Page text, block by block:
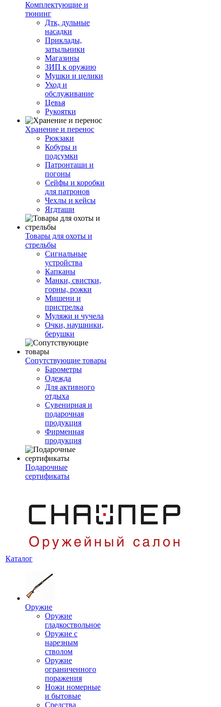
Комплектующие и
тюнинг
Дтк, дульные
насадки
Приклады,
затыльники
Магазины
ЗИП к оружию
Мушки и целики
Уход и
обслуживание
Цевья
Рукоятки
Хранение и перенос
Рюкзаки
Кобуры и
подсумки
Патронташи и
погоны
Сейфы и коробки
для патронов
Чехлы и кейсы
Ягдташи
Товары для охоты и
стрельбы
Сигнальные
устройства
Капканы
Манки, свистки,
горны, рожки
Мишени и
пристрелка
Муляжи и чучела
Очки, наушники,
берушки
Сопутствующие товары
Барометры
Одежда
Для активного
отдыха
Сувенирная и
подарочная
продукция
Фирменная
продукция
Подарочные
сертификаты
Каталог
Оружие
Оружие
гладкоствольное
Оружие с
нарезным
стволом
Оружие
ограниченного
поражения
Ножи номерные
и бытовые
Средства